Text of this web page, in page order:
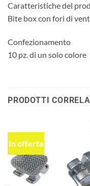
Caratteristiche del
Bite box con fori di
Confezionamento
10 pz. di un solo colore
PRODOTTI
In offerta